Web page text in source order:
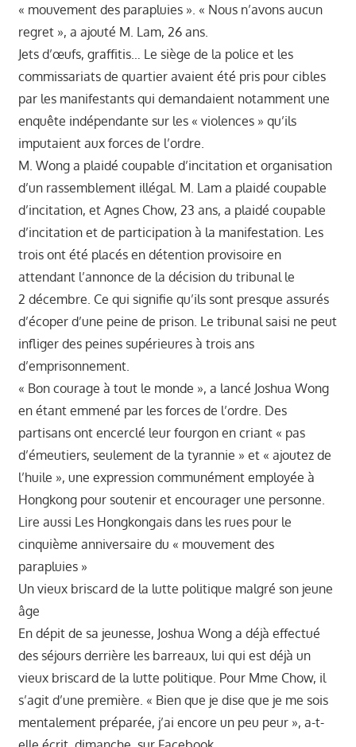
« mouvement des parapluies ». « Nous n’avons aucun
regret », a ajouté M. Lam, 26 ans.
Jets d’œufs, graffitis… Le siège de la police et les
commissariats de quartier avaient été pris pour cibles
par les manifestants qui demandaient notamment une
enquête indépendante sur les « violences » qu’ils
imputaient aux forces de l’ordre.
M. Wong a plaidé coupable d’incitation et organisation
d’un rassemblement illégal. M. Lam a plaidé coupable
d’incitation, et Agnes Chow, 23 ans, a plaidé coupable
d’incitation et de participation à la manifestation. Les
trois ont été placés en détention provisoire en
attendant l’annonce de la décision du tribunal le
2 décembre. Ce qui signifie qu’ils sont presque assurés
d’écoper d’une peine de prison. Le tribunal saisi ne peut
infliger des peines supérieures à trois ans
d’emprisonnement.
« Bon courage à tout le monde », a lancé Joshua Wong
en étant emmené par les forces de l’ordre. Des
partisans ont encerclé leur fourgon en criant « pas
d’émeutiers, seulement de la tyrannie » et « ajoutez de
l’huile », une expression communément employée à
Hongkong pour soutenir et encourager une personne.
Lire aussi Les Hongkongais dans les rues pour le
cinquième anniversaire du « mouvement des
parapluies »
Un vieux briscard de la lutte politique malgré son jeune
âge
En dépit de sa jeunesse, Joshua Wong a déjà effectué
des séjours derrière les barreaux, lui qui est déjà un
vieux briscard de la lutte politique. Pour Mme Chow, il
s’agit d’une première. « Bien que je dise que je me sois
mentalement préparée, j’ai encore un peu peur », a-t-